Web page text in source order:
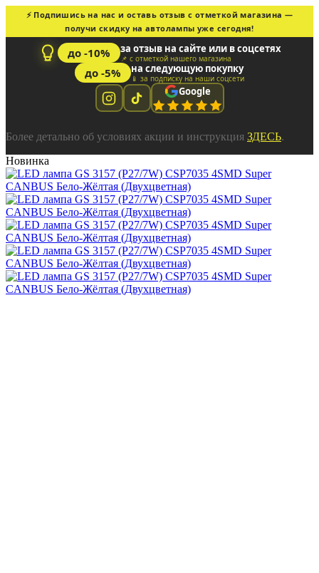
⚡ Подпишись на нас и оставь отзыв с отметкой магазина —
получи скидку на автолампы уже сегодня!
до -10% за отзыв на сайте или в соцсетях
📌 с отметкой нашего магазина
до -5% на следующую покупку
📱 за подписку на наши соцсети
Google
Более детально об условиях акции и инструкция ЗДЕСЬ.
Новинка